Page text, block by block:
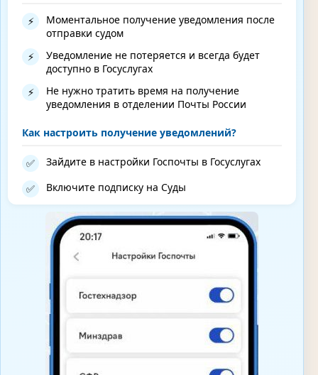
⚡
Моментальное получение уведомления после
отправки судом
⚡
Уведомление не потеряется и всегда будет
доступно в Госуслугах
⚡
Не нужно тратить время на получение
уведомления в отделении Почты России
Как настроить получение уведомлений?
✅ Зайдите в настройки Госпочты в Госуслугах
✅ Включите подписку на Суды